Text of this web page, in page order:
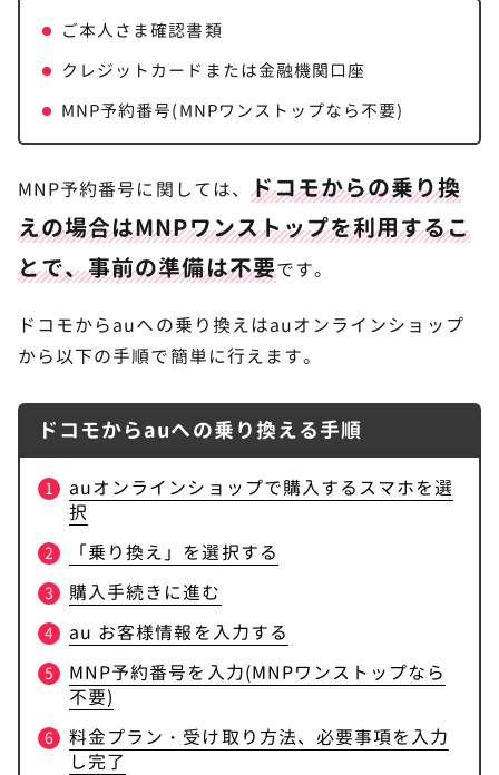
ドコモからauにお得に乗り換えて快適にスマ
ホを使おう！
ご本人さま確認書類
クレジットカードまたは金融機関口座
MNP予約番号(MNPワンストップなら不要)
MNP予約番号に関しては、 ドコモからの乗り換
えの場合はMNPワンストップを利用するこ
とで、事前の準備は不要です。
ドコモからauへの乗り換えはauオンラインショップ
から以下の手順で簡単に行えます。
ドコモからauへの乗り換える手順
auオンラインショップで購入するスマホを選
択
「乗り換え」を選択する
購入手続きに進む
au お客様情報を入力する
MNP予約番号を入力(MNPワンストップなら
不要)
料金プラン・受け取り方法、必要事項を入力
し完了